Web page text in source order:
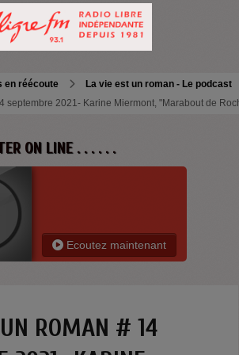
en réécoute
La vie est un roman - Le podcast
septembre 2021- Karine Miermont, "Marabout de
ON LINE . . . . . .
Ecoutez maintenant
ROMAN # 14